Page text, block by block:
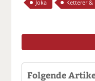
Joka Ketterer &
Folgende